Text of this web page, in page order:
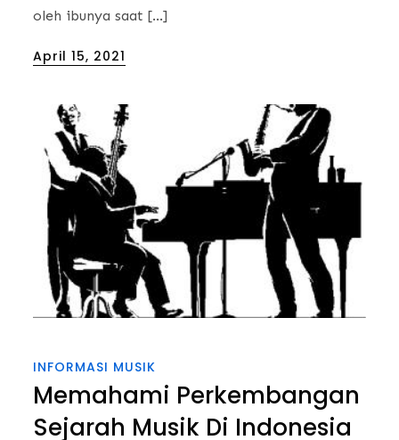
oleh ibunya saat […]
Posted
April 15, 2021
INFORMASI MUSIK
Memahami Perkembangan
Sejarah Musik Di Indonesia